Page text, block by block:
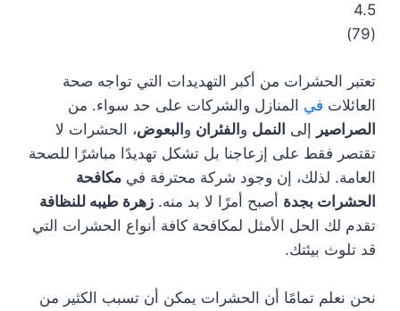
4.5
(
79
)
تعتبر الحشرات من أكبر التهديدات التي تواجه صحة
العائلات في المنازل والشركات على حد سواء. من
الصراصير إلى النمل والفئران والبعوض، الحشرات لا
تقتصر فقط على إزعاجنا بل تشكل تهديدًا مباشرًا للصحة
العامة. لذلك، إن وجود شركة محترفة في مكافحة
الحشرات بجدة أصبح أمرًا لا بد منه. زهرة طيبه للنظافة
تقدم لك الحل الأمثل لمكافحة كافة أنواع الحشرات التي
قد تلوث بيئتك.
نحن نعلم تمامًا أن الحشرات يمكن أن تسبب الكثير من